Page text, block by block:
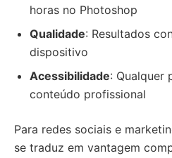
horas no Photoshop
Qualidade: Resultados
dispositivo
Acessibilidade: Qualquer
conteúdo profissional
Para redes sociais e
se traduz em vantagem